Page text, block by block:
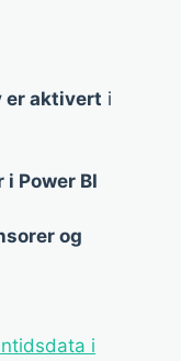
er aktivert i
Power BI
og
i